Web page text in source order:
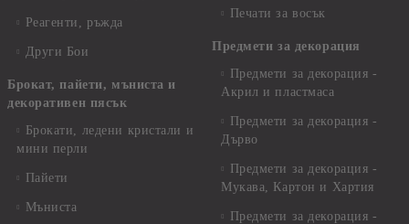
Реагенти, ръжда
Други Бои
Брокат, пайети, мъниста и
декоративен пясък
Брокати, ледени кристали и
мини перли
Пайети
Мъниста
Печати за восък
Предмети за декорация
Предмети за декорация -
Акрил и пластмаса
Предмети за декорация -
Дърво
Предмети за декорация -
Мукава, Картон и Хартия
Предмети за декорация -